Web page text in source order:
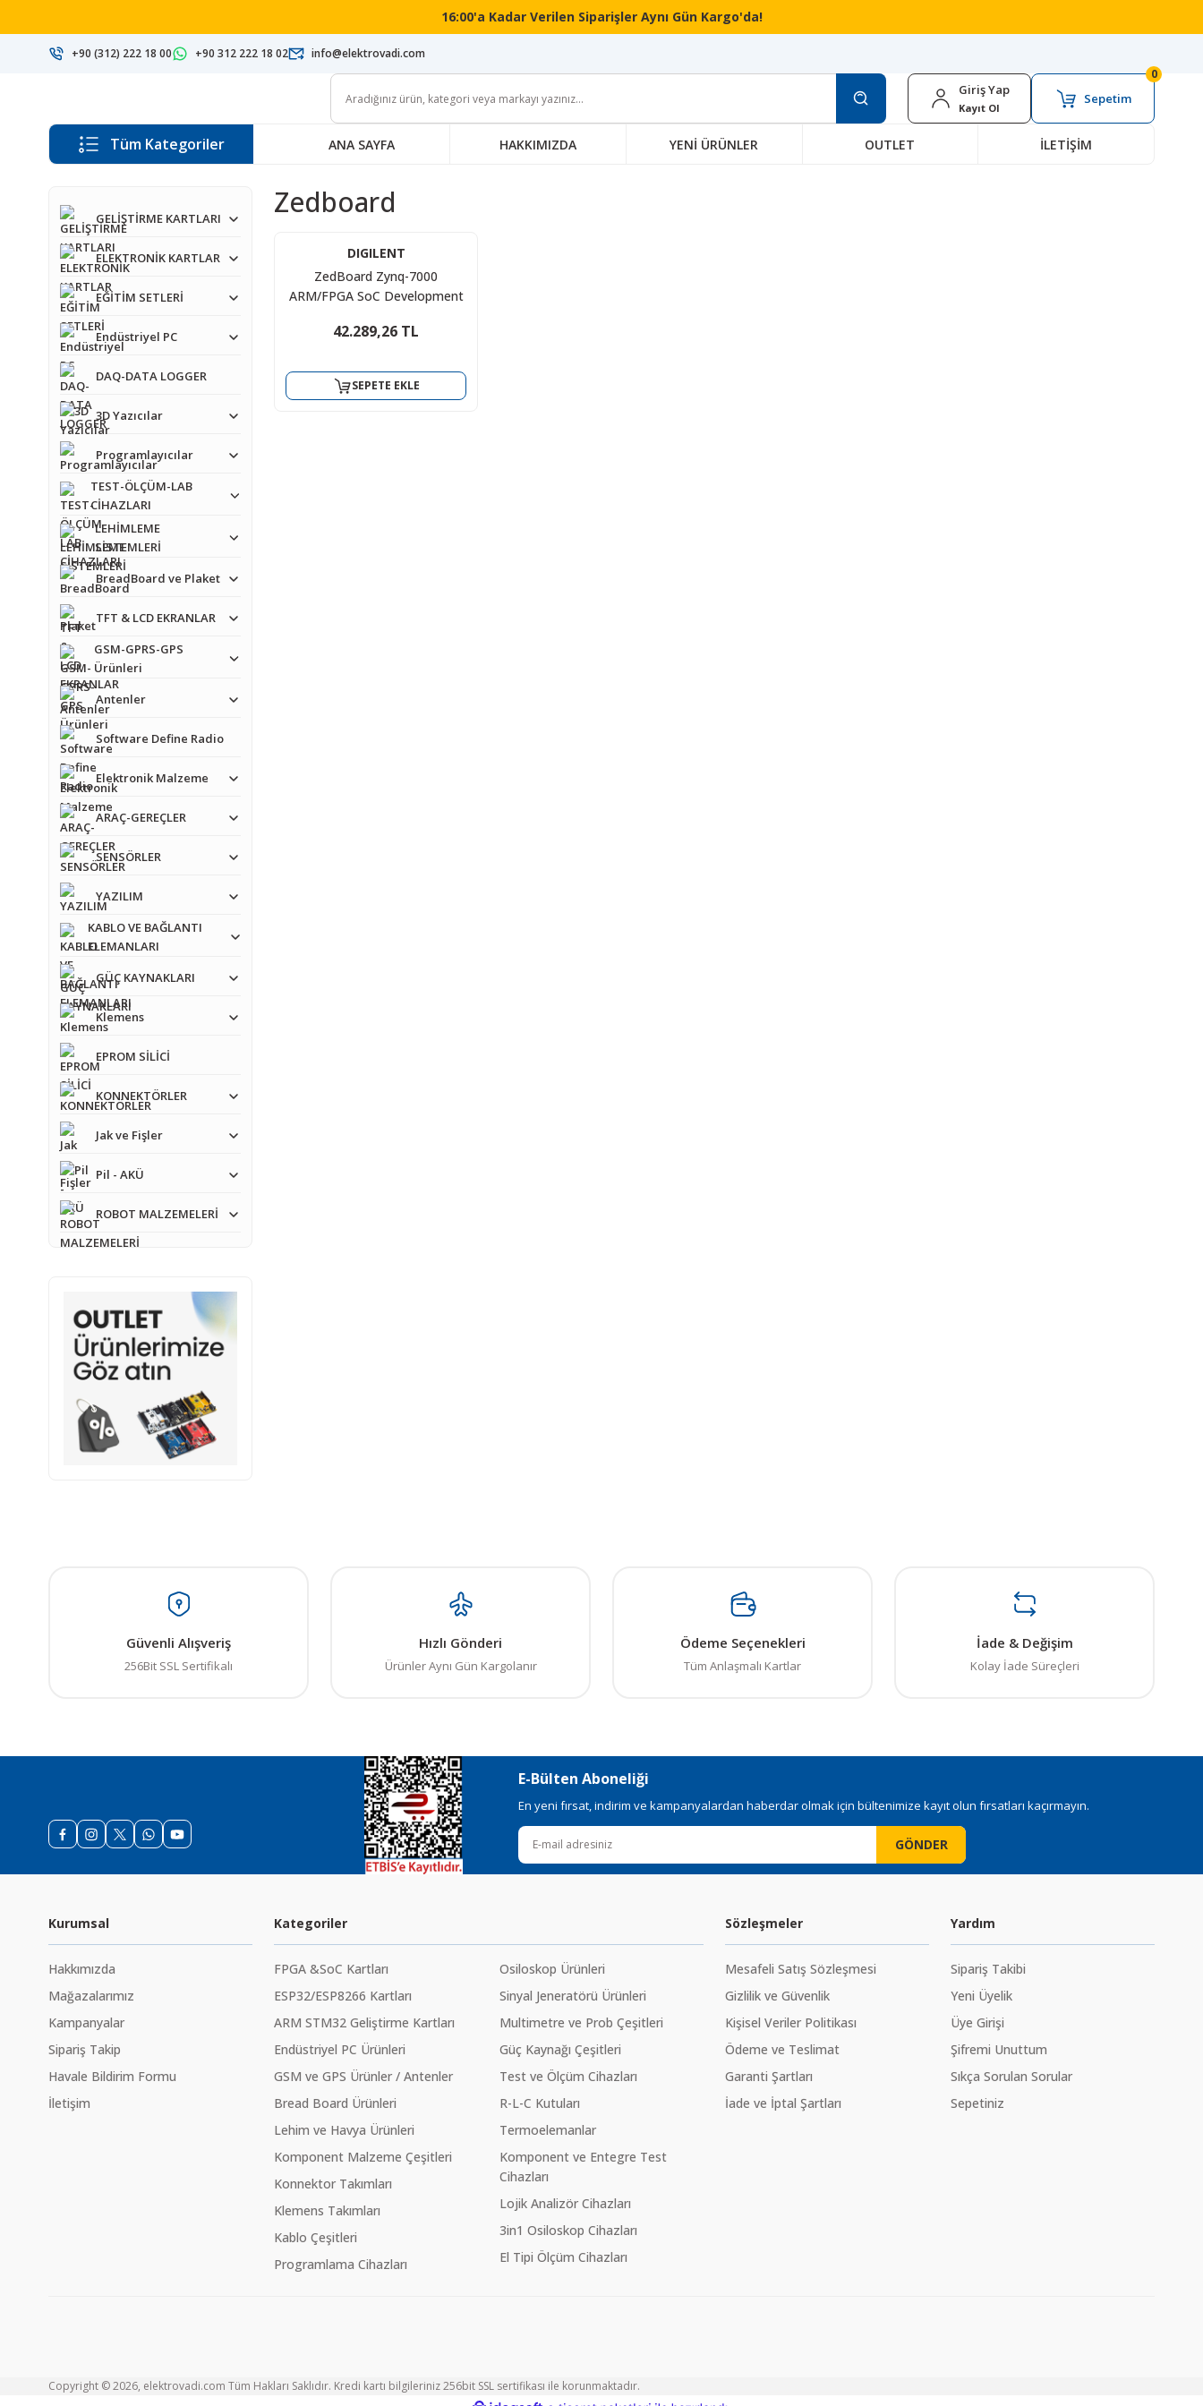
16:00'a Kadar Verilen Siparişler Aynı Gün Kargo'da!
+90 (312) 222 18 00 +90 312 222 18 02 info@elektrovadi.com
Giriş Yap
Kayıt Ol
Sepetim
0
Tüm Kategoriler ANA SAYFA HAKKIMIZDA YENİ ÜRÜNLER OUTLET İLETİŞİM
GELİŞTİRME KARTLARI
ELEKTRONİK KARTLAR
EĞİTİM SETLERİ
Endüstriyel PC
DAQ-DATA LOGGER
3D Yazıcılar
Programlayıcılar
TEST-ÖLÇÜM-LAB
CİHAZLARI
LEHİMLEME
SİSTEMLERİ
BreadBoard ve Plaket
TFT & LCD EKRANLAR
GSM-GPRS-GPS
Ürünleri
Antenler
Software Define Radio
Elektronik Malzeme
ARAÇ-GEREÇLER
SENSÖRLER
YAZILIM
KABLO VE BAĞLANTI
ELEMANLARI
GÜÇ KAYNAKLARI
Klemens
EPROM SİLİCİ
KONNEKTÖRLER
Jak ve Fişler
Pil - AKÜ
ROBOT MALZEMELERİ
Zedboard
DIGILENT
ZedBoard Zynq-7000
ARM/FPGA SoC Development
42.289,26 TL
SEPETE EKLE
Güvenli Alışveriş
256Bit SSL Sertifikalı
Hızlı Gönderi
Ürünler Aynı Gün Kargolanır
Ödeme Seçenekleri
Tüm Anlaşmalı Kartlar
İade & Değişim
Kolay İade Süreçleri
E-Bülten Aboneliği
En yeni fırsat, indirim ve kampanyalardan haberdar olmak için bültenimize kayıt olun fırsatları kaçırmayın.
GÖNDER
Kurumsal
Hakkımızda
Mağazalarımız
Kampanyalar
Sipariş Takip
Havale Bildirim Formu
İletişim
Kategoriler
FPGA &SoC Kartları
ESP32/ESP8266 Kartları
ARM STM32 Geliştirme Kartları
Endüstriyel PC Ürünleri
GSM ve GPS Ürünler / Antenler
Bread Board Ürünleri
Lehim ve Havya Ürünleri
Komponent Malzeme Çeşitleri
Konnektor Takımları
Klemens Takımları
Kablo Çeşitleri
Programlama Cihazları
Osiloskop Ürünleri
Sinyal Jeneratörü Ürünleri
Multimetre ve Prob Çeşitleri
Güç Kaynağı Çeşitleri
Test ve Ölçüm Cihazları
R-L-C Kutuları
Termoelemanlar
Komponent ve Entegre Test
Cihazları
Lojik Analizör Cihazları
3in1 Osiloskop Cihazları
El Tipi Ölçüm Cihazları
Sözleşmeler
Mesafeli Satış Sözleşmesi
Gizlilik ve Güvenlik
Kişisel Veriler Politikası
Ödeme ve Teslimat
Garanti Şartları
İade ve İptal Şartları
Yardım
Sipariş Takibi
Yeni Üyelik
Üye Girişi
Şifremi Unuttum
Sıkça Sorulan Sorular
Sepetiniz
Copyright © 2026, elektrovadi.com Tüm Hakları Saklıdır. Kredi kartı bilgileriniz 256bit SSL sertifikası ile korunmaktadır.